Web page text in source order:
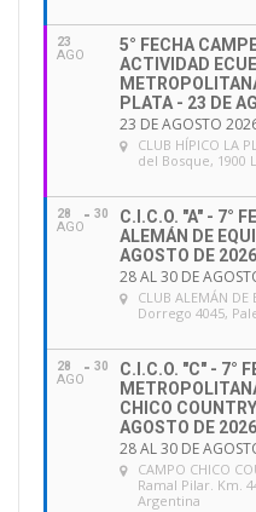
23
AGO
5° FECHA
ACTIVIDAD
PLATA - 23 DE
23 DE AGOSTO
CLUB HÍPICO LA
del Bosque, 1900
28
AGO
30
C.I.C.O. "A" - 7°
ALEMÁN DE
AGOSTO DE 2026
28 AL 30 DE
CLUB ALEMÁN DE
Dorrego 4045,
28
AGO
30
C.I.C.O. "C" - 7°
CHICO
AGOSTO DE 2026
28 AL 30 DE
CAMPO CHICO
Ramal Pilar. Km.
Argentina